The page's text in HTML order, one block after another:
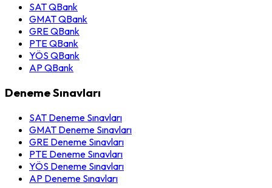
SAT QBank
GMAT QBank
GRE QBank
PTE QBank
YÖS QBank
AP QBank
Deneme Sınavları
SAT Deneme Sınavları
GMAT Deneme Sınavları
GRE Deneme Sınavları
PTE Deneme Sınavları
YÖS Deneme Sınavları
AP Deneme Sınavları